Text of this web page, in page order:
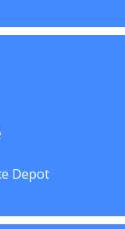
Depot